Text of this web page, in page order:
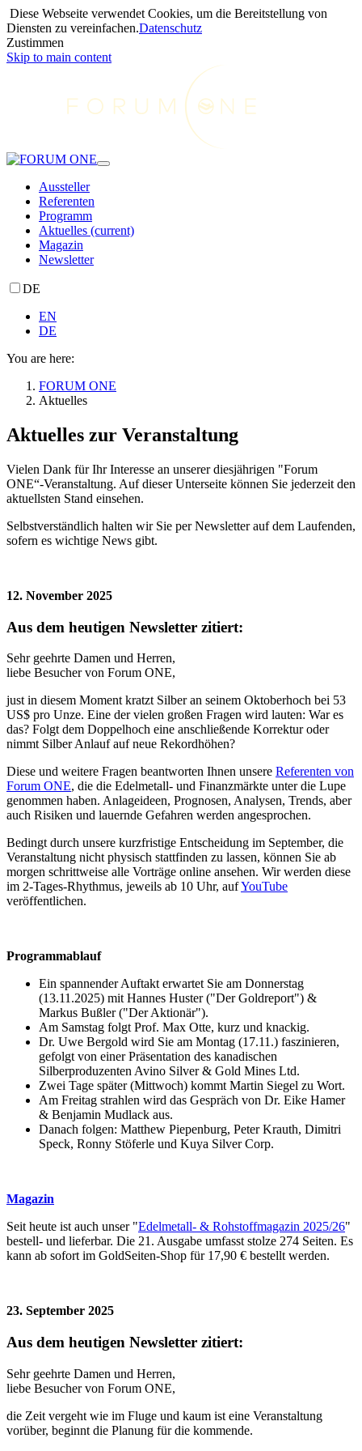
Diese Webseite verwendet Cookies, um die Bereitstellung von
Diensten zu vereinfachen.Datenschutz
Zustimmen
Skip to main content
Aussteller
Referenten
Programm
Aktuelles (current)
Magazin
Newsletter
DE
EN
DE
You are here:
FORUM ONE
Aktuelles
Aktuelles zur Veranstaltung
Vielen Dank für Ihr Interesse an unserer diesjährigen "Forum
ONE“-Veranstaltung. Auf dieser Unterseite können Sie jederzeit den
aktuellsten Stand einsehen.
Selbstverständlich halten wir Sie per Newsletter auf dem Laufenden,
sofern es wichtige News gibt.
12. November 2025
Aus dem heutigen Newsletter zitiert:
Sehr geehrte Damen und Herren,
liebe Besucher von Forum ONE,
just in diesem Moment kratzt Silber an seinem Oktoberhoch bei 53
US$ pro Unze. Eine der vielen großen Fragen wird lauten: War es
das? Folgt dem Doppelhoch eine anschließende Korrektur oder
nimmt Silber Anlauf auf neue Rekordhöhen?
Diese und weitere Fragen beantworten Ihnen unsere Referenten von
Forum ONE, die die Edelmetall- und Finanzmärkte unter die Lupe
genommen haben. Anlageideen, Prognosen, Analysen, Trends, aber
auch Risiken und lauernde Gefahren werden angesprochen.
Bedingt durch unsere kurzfristige Entscheidung im September, die
Veranstaltung nicht physisch stattfinden zu lassen, können Sie ab
morgen schrittweise alle Vorträge online ansehen. Wir werden diese
im 2-Tages-Rhythmus, jeweils ab 10 Uhr, aufYouTube
veröffentlichen.
Programmablauf
Ein spannender Auftakt erwartet Sie am Donnerstag
(13.11.2025) mit Hannes Huster ("Der Goldreport") &
Markus Bußler ("Der Aktionär").
Am Samstag folgt Prof. Max Otte, kurz und knackig.
Dr. Uwe Bergold wird Sie am Montag (17.11.) faszinieren,
gefolgt von einer Präsentation des kanadischen
Silberproduzenten Avino Silver & Gold Mines Ltd.
Zwei Tage später (Mittwoch) kommt Martin Siegel zu Wort.
Am Freitag strahlen wird das Gespräch von Dr. Eike Hamer
& Benjamin Mudlack aus.
Danach folgen: Matthew Piepenburg, Peter Krauth, Dimitri
Speck, Ronny Stöferle und Kuya Silver Corp.
Magazin
Seit heute ist auch unser "Edelmetall- & Rohstoffmagazin 2025/26"
bestell- und lieferbar. Die 21. Ausgabe umfasst stolze 274 Seiten. Es
kann ab sofort im GoldSeiten-Shop für 17,90 € bestellt werden.
23. September 2025
Aus dem heutigen Newsletter zitiert:
Sehr geehrte Damen und Herren,
liebe Besucher von Forum ONE,
die Zeit vergeht wie im Fluge und kaum ist eine Veranstaltung
vorüber, beginnt die Planung für die kommende.